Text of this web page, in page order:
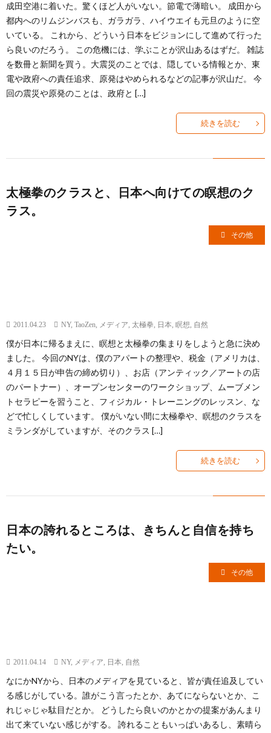
成田空港に着いた。驚くほど人がいない。節電で薄暗い。 成田から
都内へのリムジンバスも、ガラガラ、ハイウエイも元旦のように空
いている。 これから、どういう日本をビジョンにして進めて行った
ら良いのだろう。 この危機には、学ぶことが沢山あるはずだ。 雑誌
を数冊と新聞を買う。大震災のことでは、隠している情報とか、東
電や政府への責任追求、原発はやめられるなどの記事が沢山だ。 今
回の震災や原発のことは、政府と […]
続きを読む
太極拳のクラスと、日本へ向けての瞑想のク
ラス。
その他
2011.04.23 NY, TaoZen, メディア, 太極拳, 日本, 瞑想, 自然
僕が日本に帰るまえに、瞑想と太極拳の集まりをしようと急に決め
ました。 今回のNYは、僕のアパートの整理や、税金（アメリカは、
４月１５日が申告の締め切り）、お店（アンティック／アートの店
のパートナー）、オープンセンターのワークショップ、ムーブメン
トセラピーを習うこと、フィジカル・トレーニングのレッスン、な
どで忙しくしています。 僕がいない間に太極拳や、瞑想のクラスを
ミランダがしていますが、そのクラス […]
続きを読む
日本の誇れるところは、きちんと自信を持ち
たい。
その他
2011.04.14 NY, メディア, 日本, 自然
なにかNYから、日本のメディアを見ていると、皆が責任追及してい
る感じがしている。誰がこう言ったとか、あてにならないとか、こ
れじゃじゃ駄目だとか。 どうしたら良いのかとかの提案があんまり
出て来ていない感じがする。 誇れることもいっぱいあるし、素晴ら